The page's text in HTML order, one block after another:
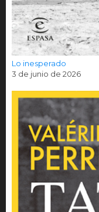
Lo inesperado
3 de junio de 2026